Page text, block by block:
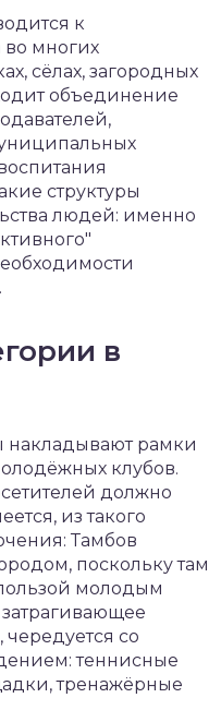
к
многих
сёлах, загородных
объединение
структуры
людей: именно
в
накладывают рамки
клубов.
должно
из такого
Тамбов
поскольку там
молодым
со
теннисные
тренажёрные